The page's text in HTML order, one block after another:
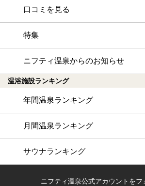
口コミを見る
特集
ニフティ温泉からのお知らせ
温浴施設ランキング
年間温泉ランキング
月間温泉ランキング
サウナランキング
ニフティ温泉公式アカウントをフ